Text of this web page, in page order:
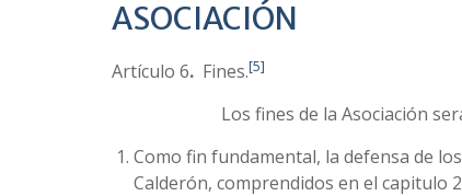
ASOCIACIÓN
Artículo 6. Fines.[5]
Los fines de la Asociación serán
Como fin fundamental, la defensa de
Calderón, comprendidos en el capitulo